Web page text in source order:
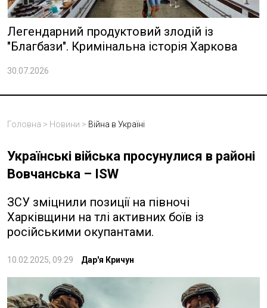
Легендарний продуктовий злодій із
"Благбази". Кримінальна історія Харкова
30.07.2026
Головна > Новини > Війна в Україні
Українські війська просунулися в районі
Вовчанська – ISW
ЗСУ зміцнили позиції на півночі
Харківщини на тлі активних боїв із
російськими окупантами.
10.02.2025, 09:29 Дар'я Кричун